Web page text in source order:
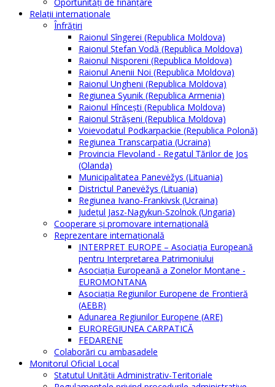
Relaţii internaţionale
Înfrăţiri
Raionul Sîngerei (Republica Moldova)
Raionul Ștefan Vodă (Republica Moldova)
Raionul Nisporeni (Republica Moldova)
Raionul Anenii Noi (Republica Moldova)
Raionul Ungheni (Republica Moldova)
Regiunea Syunik (Republica Armenia)
Raionul Hîncești (Republica Moldova)
Raionul Străşeni (Republica Moldova)
Voievodatul Podkarpackie (Republica Polonă)
Regiunea Transcarpatia (Ucraina)
Provincia Flevoland - Regatul Ţărilor de Jos
(Olanda)
Municipalitatea Panevėžys (Lituania)
Districtul Panevėžys (Lituania)
Regiunea Ivano-Frankivsk (Ucraina)
Judeţul Jasz-Nagykun-Szolnok (Ungaria)
Cooperare şi promovare internaţională
Reprezentare internaţională
INTERPRET EUROPE – Asociația Europeană
pentru Interpretarea Patrimoniului
Asociația Europeană a Zonelor Montane -
EUROMONTANA
Asociația Regiunilor Europene de Frontieră
(AEBR)
Adunarea Regiunilor Europene (ARE)
EUROREGIUNEA CARPATICĂ
FEDARENE
Colaborări cu ambasadele
Monitorul Oficial Local
Statutul Unităţii Administrativ-Teritoriale